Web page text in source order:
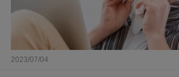
2023/07/04